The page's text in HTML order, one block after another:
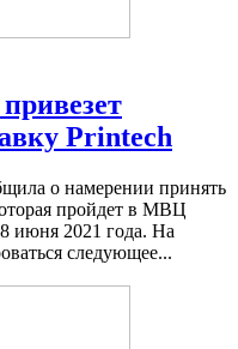
Printech
о намерении принять
пройдет в МВЦ
июня 2021 года. На
следующее...